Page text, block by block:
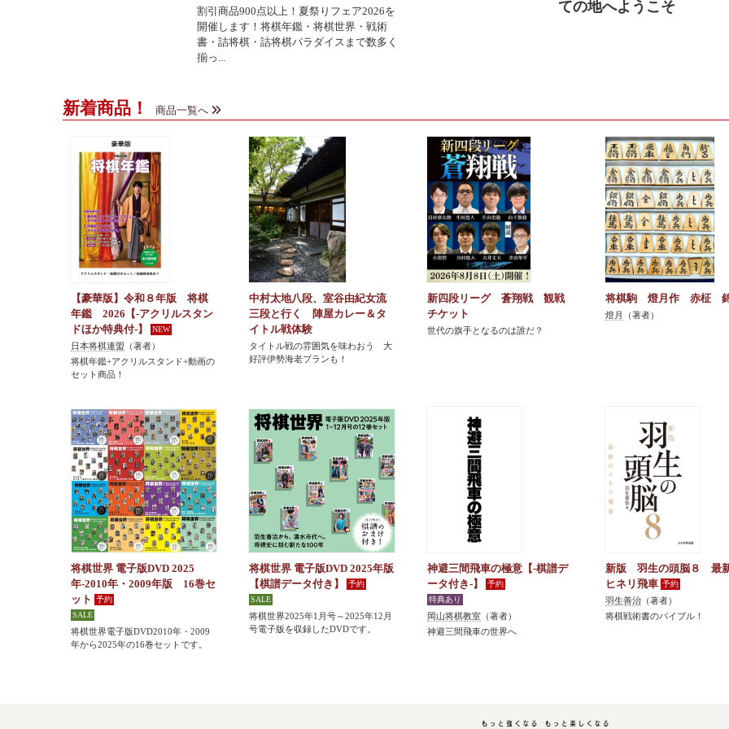
割引商品900点以上！夏祭りフェア2026を
開催します！将棋年鑑・将棋世界・戦術
書・詰将棋・詰将棋パラダイスまで数多く
揃っ...
ての地へようこそ
新着商品！ 商品一覧へ
【豪華版】令和８年版 将棋
年鑑 2026【-アクリルスタン
ドほか特典付-】
日本将棋連盟 （著者）
将棋年鑑+アクリルスタンド+動画の
セット商品！
中村太地八段、室谷由紀女流
三段と行く 陣屋カレー＆タ
イトル戦体験
タイトル戦の雰囲気を味わおう 大
好評伊勢海老プランも！
新四段リーグ 蒼翔戦 観戦
チケット
世代の旗手となるのは誰だ？
将棋駒 燈月作 赤柾
燈月 （著者）
将棋世界 電子版DVD 2025
年-2010年・2009年版 16巻セ
ット
将棋世界電子版DVD2010年・2009
年から2025年の16巻セットです。
将棋世界 電子版DVD 2025年版
【棋譜データ付き】
将棋世界2025年1月号～2025年12月
号電子版を収録したDVDです。
神避三間飛車の極意【-棋譜デ
ータ付き-】
岡山将棋教室 （著者）
神避三間飛車の世界へ
新版 羽生の頭脳８ 最
ヒネリ飛車
羽生善治 （著者）
将棋戦術書のバイブル！